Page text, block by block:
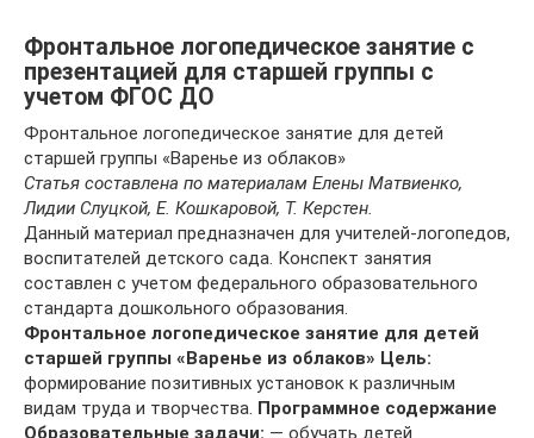
Фронтальное логопедическое занятие с
презентацией для старшей группы с
учетом ФГОС ДО
Фронтальное логопедическое занятие для детей
старшей группы «Варенье из облаков»
Статья составлена по материалам Елены Матвиенко,
Лидии Слуцкой, Е. Кошкаровой, Т. Керстен.
Данный материал предназначен для учителей-логопедов,
воспитателей детского сада. Конспект занятия
составлен с учетом федерального образовательного
стандарта дошкольного образования.
Фронтальное логопедическое занятие для детей
старшей группы «Варенье из облаков» Цель:
формирование позитивных установок к различным
видам труда и творчества. Программное содержание
Образовательные задачи: — обучать детей